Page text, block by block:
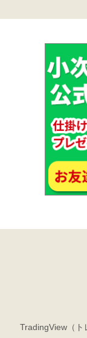
TradingView（ト